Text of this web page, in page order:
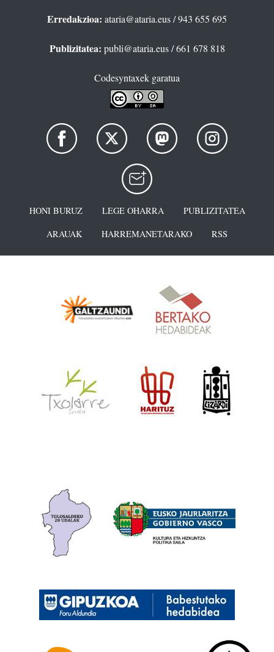
Erredakzioa: ataria@ataria.eus/ 943 655 695
Publizitatea: publi@ataria.eus/ 661 678 818
Codesyntaxek garatua
HONI BURUZ LEGE OHARRA
PUBLIZITATEA
ARAUAK
HARREMANETARAKO RSS